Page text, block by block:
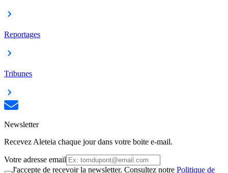
Reportages
Tribunes
Newsletter
Recevez Aleteia chaque jour dans votre boite e-mail.
Votre adresse email
J'accepte de recevoir la newsletter. Consultez notre Politique de